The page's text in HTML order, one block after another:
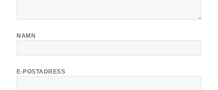
NAMN
E-POSTADRESS